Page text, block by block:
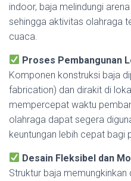
indoor, baja melindungi
sehingga aktivitas olahraga
cuaca.
Proses Pembangunan
Komponen konstruksi baja
fabrication) dan dirakit di
mempercepat waktu
olahraga dapat segera
keuntungan lebih cepat bagi
Desain Fleksibel dan
Struktur baja memungkinkan